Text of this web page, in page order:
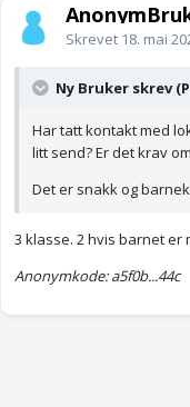
Skrevet 18. mai
Ny Bruker skrev
Har tatt kontakt med
litt send? Er det krav
Det er snakk og
3 klasse. 2 hvis barnet
Anonymkode: a5f0b...44c